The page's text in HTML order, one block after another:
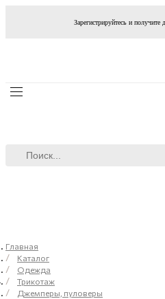
Зарегистрируйтесь и
Главная
Каталог
Одежда
Трикотаж
Джемперы, пуловеры